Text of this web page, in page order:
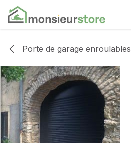
Se rendre au contenu
Porte de garage enroulables